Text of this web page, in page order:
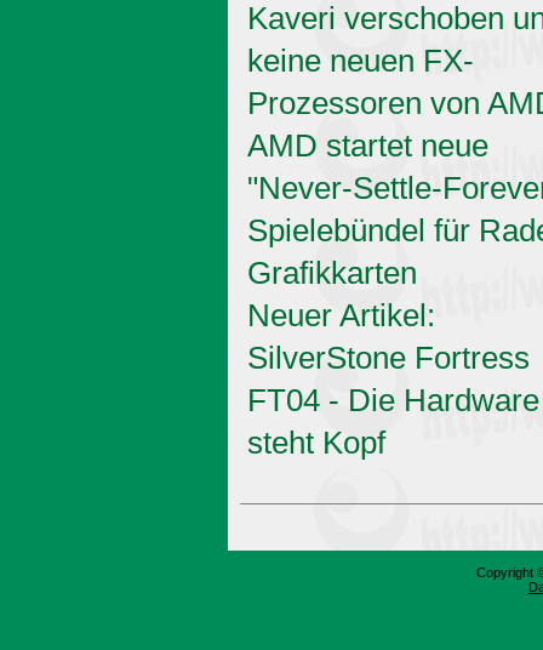
Kaveri verschoben
keine neuen FX-
Prozessoren von
AMD startet neue
"Never-Settle-
Spielebündel für
Grafikkarten
Neuer Artikel:
SilverStone Fortress
FT04 - Die Hardware
steht Kopf
Copyright